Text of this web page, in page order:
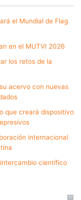
el Mundial de Flag
en el MUTVI 2026
los retos de la
acervo con nuevas
que creará dispositivo
internacional
científico